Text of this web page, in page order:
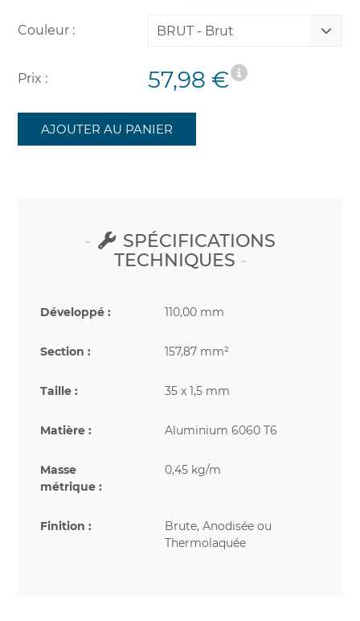
Couleur : BRUT - Brut
Prix : 57,98 €
AJOUTER AU PANIER
SPÉCIFICATIONS
TECHNIQUES
Développé : 110,00 mm
Section : 157,87 mm²
Taille : 35 x 1,5 mm
Matière : Aluminium 6060 T6
Masse
métrique :
0,45 kg/m
Finition :
Brute, Anodisée ou
Thermolaquée